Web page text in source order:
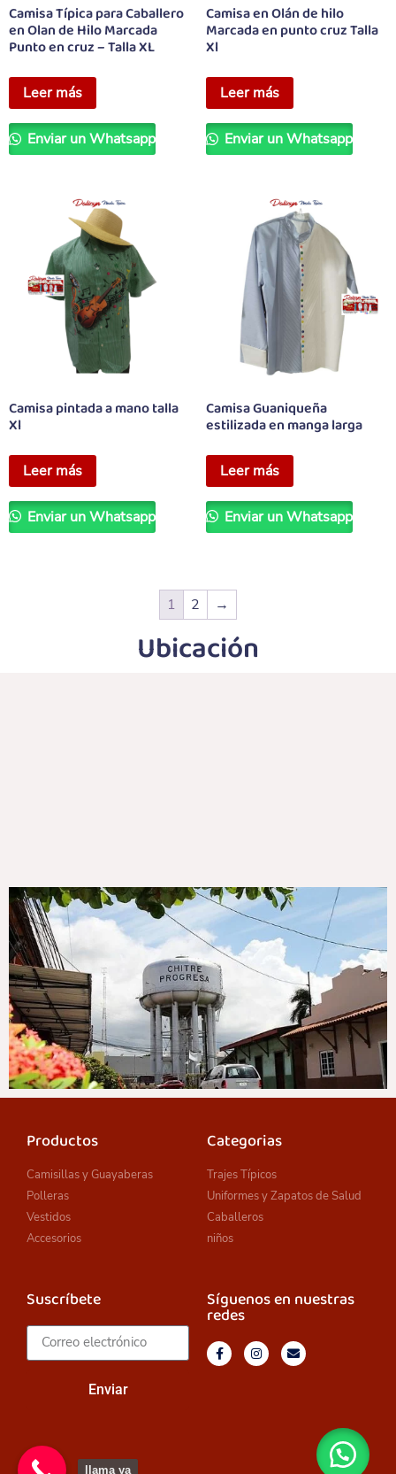
Camisa Típica para Caballero
en Olan de Hilo Marcada
Punto en cruz – Talla XL
Leer más
Enviar un Whatsapp
Camisa en Olán de hilo
Marcada en punto cruz Talla
Xl
Leer más
Enviar un Whatsapp
Camisa pintada a mano talla
Xl
Leer más
Enviar un Whatsapp
Camisa Guaniqueña
estilizada en manga larga
Leer más
Enviar un Whatsapp
1 2 →
Ubicación
Productos
Camisillas y Guayaberas
Polleras
Vestidos
Accesorios
Categorias
Trajes Típicos
Uniformes y Zapatos de Salud
Caballeros
niños
Suscríbete
Enviar
Síguenos en nuestras
redes
llama ya